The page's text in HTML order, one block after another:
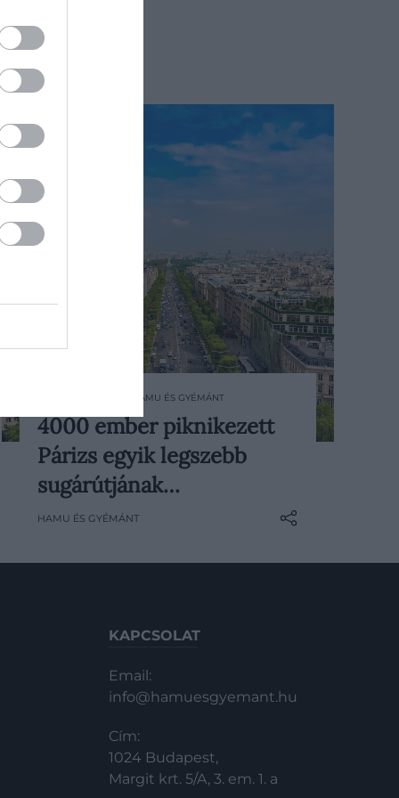
A francia főváros leghíresebb
sugárútja, a Champs-Élysées
vasárnap hatalmas pikniktakaróvá
változott, és mintegy 4000 ember
gyűlt össze, hogy a szabadban
2024. MÁJUS 30. ● HAMU ÉS GYÉMÁNT
4000 ember piknikezett
Párizs egyik legszebb
sugárútjának…
HAMU ÉS GYÉMÁNT
KAPCSOLAT
Email:
info@hamuesgyemant.hu
Cím:
1024 Budapest,
Margit krt. 5/A, 3. em. 1. a